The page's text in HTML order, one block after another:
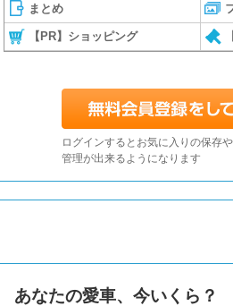
まとめ
【PR】ショッピング
ログインするとお気に入りの保存
管理が出来るようになります
あなたの愛車、今いくら？